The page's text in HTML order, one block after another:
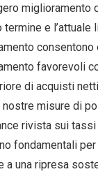
miglioramento
e l’attuale
consentono
favorevoli
di acquisti
nostre misure di
rivista sui
fondamentali per
a una ripresa